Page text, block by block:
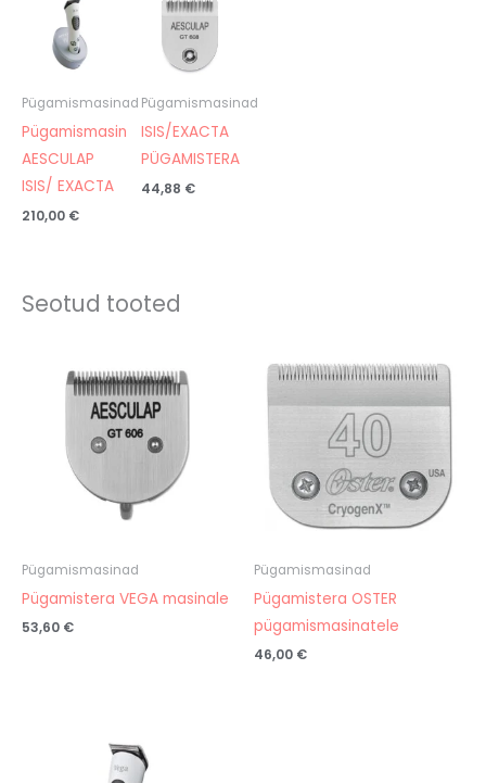
Pügamismasinad
Pügamismasin
AESCULAP
ISIS/ EXACTA
210,00 €
Pügamismasinad
ISIS/EXACTA
PÜGAMISTERA
44,88 €
Seotud tooted
Pügamismasinad
Pügamistera VEGA masinale
53,60 €
Pügamismasinad
Pügamistera OSTER
pügamismasinatele
46,00 €